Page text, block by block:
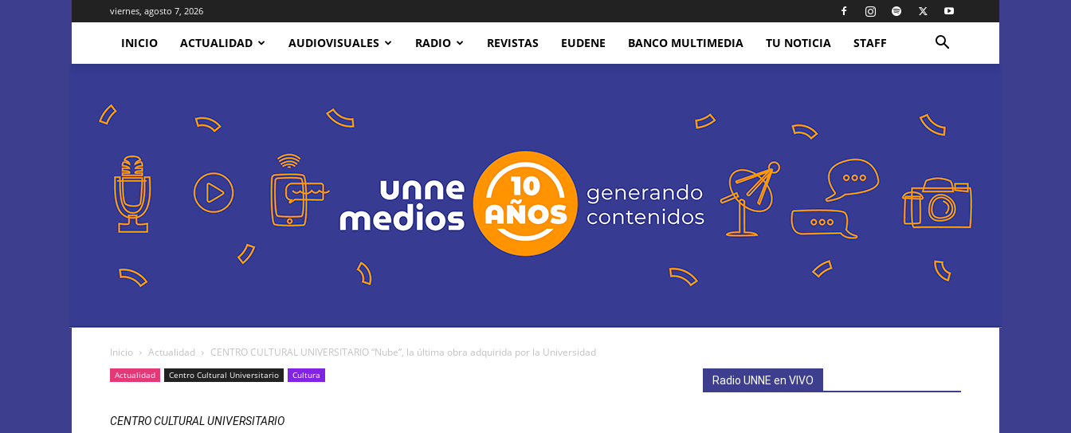
viernes, agosto 7, 2026
INICIO ACTUALIDAD AUDIOVISUALES RADIO REVISTAS EUDENE BANCO MULTIMEDIA TU NOTICIA STAFF
Inicio Actualidad CENTRO CULTURAL UNIVERSITARIO “Nube”, la última obra adquirida por la Universidad
Actualidad Centro Cultural Universitario Cultura
CENTRO CULTURAL UNIVERSITARIO
Radio UNNE en VIVO